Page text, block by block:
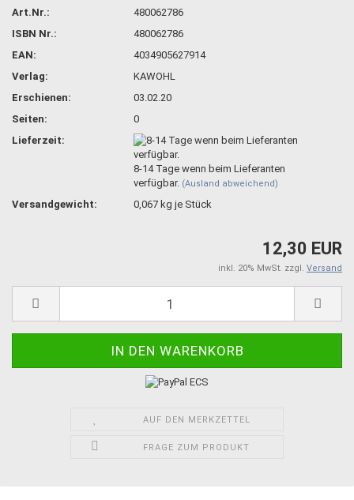
Art.Nr.:
480062786
ISBN Nr.:
480062786
EAN:
4034905627914
Verlag:
KAWOHL
Erschienen:
03.02.20
Seiten:
0
Lieferzeit:
8-14 Tage wenn beim Lieferanten
verfügbar. (Ausland abweichend)
Versandgewicht: 0,067 kg je Stück
12,30 EUR
inkl. 20% MwSt. zzgl. Versand
AUF DEN MERKZETTEL
FRAGE ZUM PRODUKT